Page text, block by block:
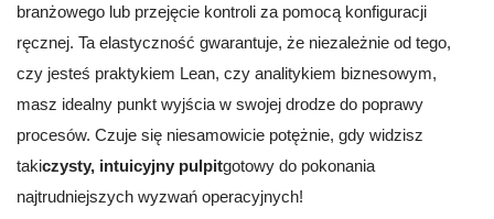
branżowego lub przejęcie kontroli za pomocą konfiguracji
ręcznej. Ta elastyczność gwarantuje, że niezależnie od tego,
czy jesteś praktykiem Lean, czy analitykiem biznesowym,
masz idealny punkt wyjścia w swojej drodze do poprawy
procesów. Czuje się niesamowicie potężnie, gdy widzisz
takiczysty, intuicyjny pulpitgotowy do pokonania
najtrudniejszych wyzwań operacyjnych!